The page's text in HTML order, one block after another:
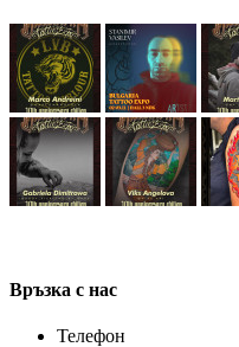
Връзка с нас
Телефон